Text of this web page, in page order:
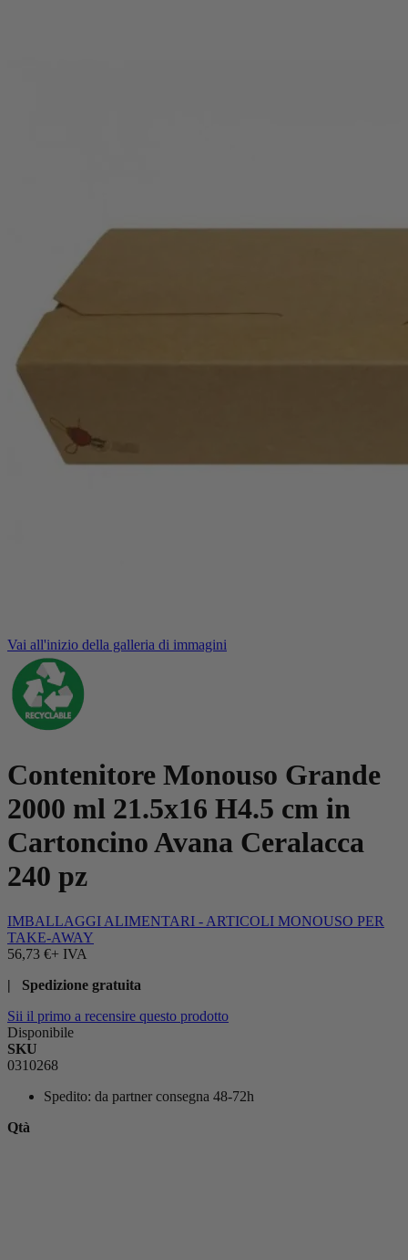
Vai all'inizio della galleria di immagini
Contenitore Monouso Grande
2000 ml 21.5x16 H4.5 cm in
Cartoncino Avana Ceralacca
240 pz
IMBALLAGGI ALIMENTARI - ARTICOLI MONOUSO PER
TAKE-AWAY
56,73 €+ IVA
| Spedizione gratuita
Sii il primo a recensire questo prodotto
Disponibile
SKU
0310268
Spedito: da partner consegna 48-72h
Qtà